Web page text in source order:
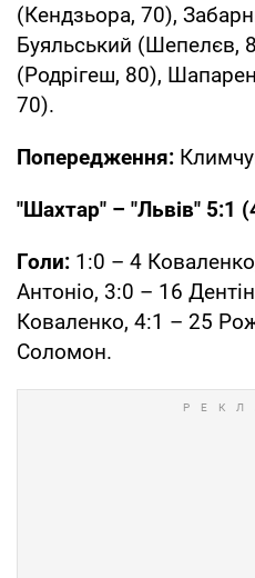
(Кендзьора, 70),
Буяльський (Шепелєв,
(Родрігеш, 80),
70).
Попередження:
"Шахтар" – "Львів" 5:1
Голи: 1:0 – 4
Антоніо, 3:0 – 16
Коваленко, 4:1 – 25
Соломон.